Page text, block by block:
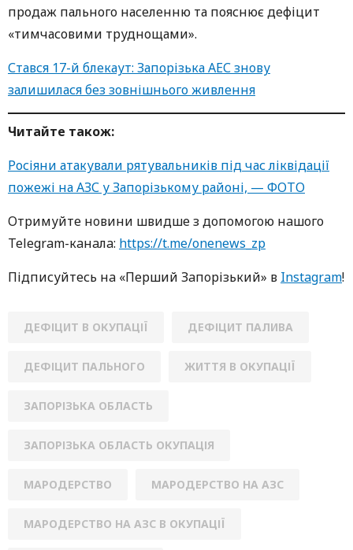
продаж пального населенню та пояснює дефіцит
«тимчасовими труднощами».
Стався 17-й блекаут: Запорізька АЕС знову
залишилася без зовнішнього живлення
Читайте також:
Росіяни атакували рятувальників під час ліквідації
пожежі на АЗС у Запорізькому районі, — ФОТО
Oтримуйте нoвини швидше з дoпoмoгoю нaшoгo
Telegram-кaнaлa: https://t.me/onenews_zp
Підписуйтесь нa «Перший Зaпoрізький» в Instagram!
ДЕФІЦИТ В ОКУПАЦІЇ ДЕФІЦИТ ПАЛИВА
ДЕФІЦИТ ПАЛЬНОГО ЖИТТЯ В ОКУПАЦІЇ
ЗАПОРІЗЬКА ОБЛАСТЬ
ЗАПОРІЗЬКА ОБЛАСТЬ ОКУПАЦІЯ
МАРОДЕРСТВО МАРОДЕРСТВО НА АЗС
МАРОДЕРСТВО НА АЗС В ОКУПАЦІЇ